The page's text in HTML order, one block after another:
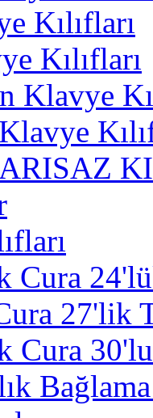
Kılıfları
Kılıfları
Klavye
SAZ
Cura
27'lik
Cura